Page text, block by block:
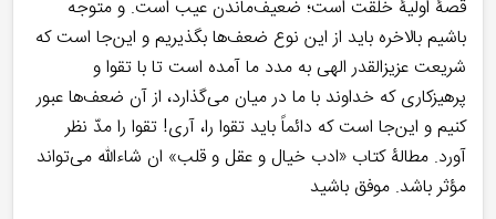
قصۀ اولیۀ خلقت است؛ ضعیف‌ماندن عیب است. و متوجه
باشیم بالاخره باید از این نوع ضعف‌ها بگذیریم و این‌جا است که
شریعت عزیزالقدر الهی به مدد ما آمده است تا با تقوا و
پرهیزکاری که خداوند با ما در میان می‌گذارد، از آن ضعف‌ها عبور
کنیم و این‌جا است که دائماً باید تقوا را، آری! تقوا را مدّ نظر
آورد. مطالۀ کتاب «ادب خیال و عقل و قلب» ان شاءالله می‌تواند
مؤثر باشد. موفق باشید